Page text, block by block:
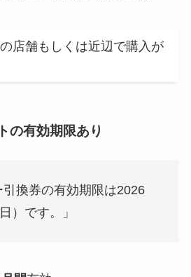
店舗もしくは近辺で購入が
の有効期限あり
引換券の有効期限は2026
）です。」